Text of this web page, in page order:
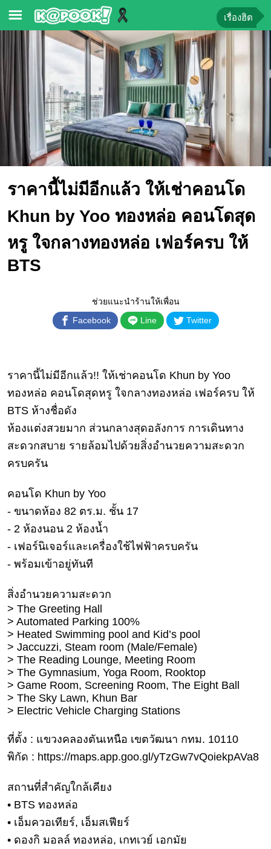
ข่าว-
ความ
รู้
ข่าว
ข่าว
บันเทิง
หวย
ผล
บอล
สด
การ
เงิน
หนัง
Music
ละคร
บันเทิง
ไลฟ์
ไตล์
ดูด
วง
ผู้
หญิง
ผู้ชาย
สุขภาพ
ท่อง
เที่ยว
สูตร
ง่ายๆ
ช้อป
ปิ้ง
รถยนต์
บ้าน
และ
เรื่องฮิต
ราคานี้ไม่มีอีกแล้ว ให้เช่าคอนโด
Khun by Yoo ทองหล่อ คอนโดสุด
หรู ใจกลางทองหล่อ เฟอร์ครบ ให้
BTS
ช่วยแนะนำร้านให้เพื่อน
Facebook
Line Twitter
ราคานี้ไม่มีอีกแล้ว!! ให้เช่าคอนโด Khun by Yoo
ทองหล่อ คอนโดสุดหรู ใจกลางทองหล่อ เฟอร์ครบ ให้
BTS ห้างชื่อดัง
ห้องแต่งสวยมาก ส่วนกลางสุดอลังการ การเดินทาง
สะดวกสบาย รายล้อมไปด้วยสิ่งอำนวยความสะดวก
ครบครัน
คอนโด Khun by Yoo
- ขนาดห้อง 82 ตร.ม. ชั้น 17
- 2 ห้องนอน 2 ห้องน้ำ
- เฟอร์นิเจอร์และเครื่องใช้ไฟฟ้าครบครัน
- พร้อมเข้าอยู่ทันที
สิ่งอำนวยความสะดวก
> The Greeting Hall
> Automated Parking 100%
> Heated Swimming pool and Kid’s pool
> Jaccuzzi, Steam room (Male/Female)
> The Reading Lounge, Meeting Room
> The Gymnasium, Yoga Room, Rooktop
> Game Room, Screening Room, The Eight Ball
> The Sky Lawn, Khun Bar
> Electric Vehicle Charging Stations
ที่ตั้ง : แขวงคลองตันเหนือ เขตวัฒนา กทม. 10110
พิกัด : https://maps.app.goo.gl/yTzGw7vQoiekpAVa8
สถานที่สำคัญใกล้เคียง
• BTS ทองหล่อ
• เอ็มควอเทียร์, เอ็มสเฟียร์
• ดองกิ มอลล์ ทองหล่อ, เกทเวย์ เอกมัย